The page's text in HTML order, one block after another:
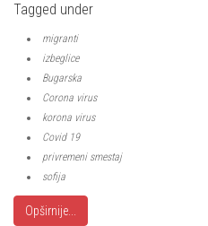
Tagged under
migranti
izbeglice
Bugarska
Corona virus
korona virus
Covid 19
privremeni smestaj
sofija
Opširnije...